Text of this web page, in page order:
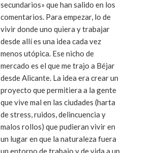
secundarios» que han salido en los
comentarios. Para empezar, lo de
vivir donde uno quiera y trabajar
desde allí es una idea cada vez
menos utópica. Ese nicho de
mercado es el que me trajo a Béjar
desde Alicante. La idea era crear un
proyecto que permitiera a la gente
que vive mal en las ciudades (harta
de stress, ruidos, delincuencia y
malos rollos) que pudieran vivir en
un lugar en que la naturaleza fuera
un entorno de trabajo y de vida a un